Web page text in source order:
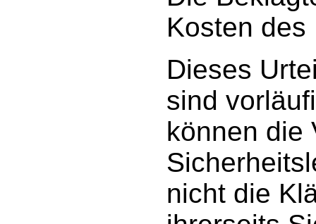
Kosten
Dieses
sind
können die
nicht die